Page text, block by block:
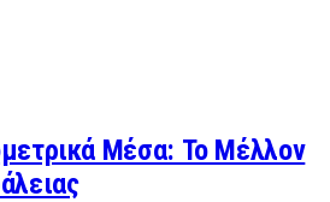
Μέσα: Το Μέλλον